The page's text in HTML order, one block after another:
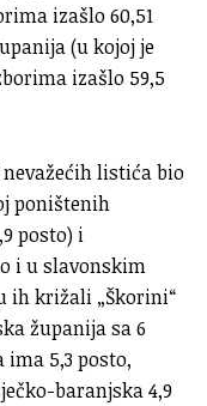
izašlo 60,51
(u kojoj je
izašlo 59,5
listića bio
poništenih
posto) i
i u slavonskim
ih križali „Škorini“
županija sa 6
ima 5,3 posto,
baranjska 4,9